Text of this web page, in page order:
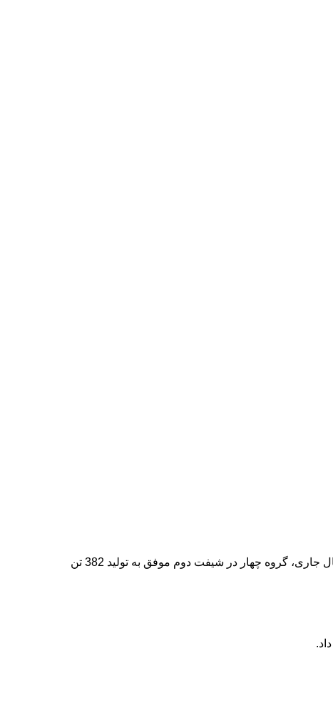
با تلاش یکپارچه و همت کم‌نظیر همکاران سخت‌کوش کارگاه نورد 350، رکورد تازه‌ای در تولید محصولات این واحد ثبت شد. 10 آذرماه سال جاری، گروه چهار در شیفت دوم موفق به تولید 382 تن